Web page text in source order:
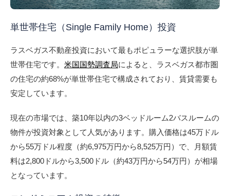
単世帯住宅（Single Family Home）投資
ラスベガス不動産投資において最もポピュラーな選択肢が単
世帯住宅です。 米国国勢調査局によると、ラスベガス都市圏
の住宅の約68%が単世帯住宅で構成されており、賃貸需要も
安定しています。
現在の市場では、築10年以内の3ベッドルーム2バスルームの
物件が投資対象として人気があります。購入価格は45万ドル
から55万ドル程度（約6,975万円から8,525万円）で、月額賃
料は2,800ドルから3,500ドル（約43万円から54万円）が相場
となっています。